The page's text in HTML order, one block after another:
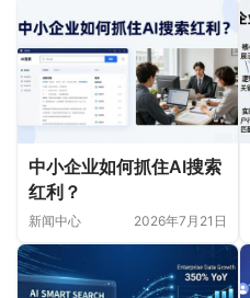
中小企业如何抓住AI搜索
红利？
新闻中心 2026年7月21日